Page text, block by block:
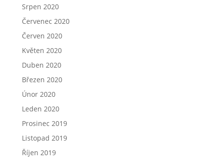
Srpen 2020
Červenec 2020
Červen 2020
Květen 2020
Duben 2020
Březen 2020
Únor 2020
Leden 2020
Prosinec 2019
Listopad 2019
Říjen 2019